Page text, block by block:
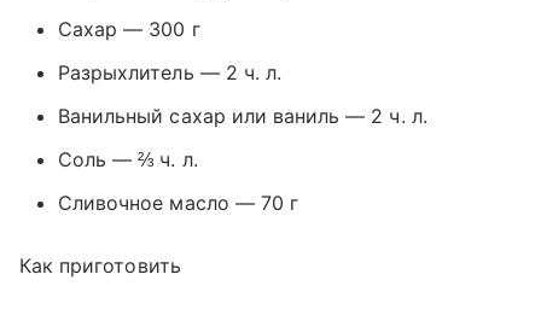
Сахар — 300 г
Разрыхлитель — 2 ч. л.
Ванильный сахар или ваниль — 2 ч. л.
Соль — ⅔ ч. л.
Сливочное масло — 70 г
Как приготовить